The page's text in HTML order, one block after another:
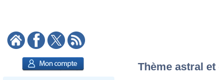
Thème astral